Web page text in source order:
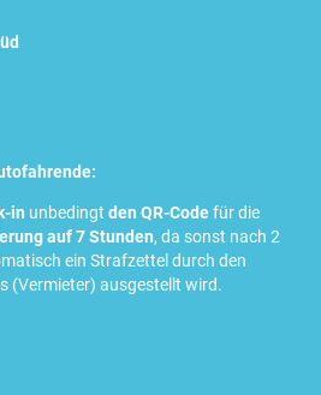
in unbedingt den QR-Codefür die
auf 7 Stunden, da sonst nach 2
ein Strafzettel durch den
(Vermieter) ausgestellt wird.